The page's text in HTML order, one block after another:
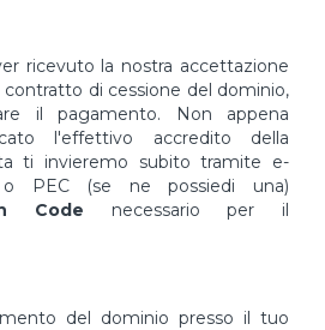
ricevuto la nostra accettazione
di cessione del dominio,
il pagamento. Non appena
l'effettivo accredito della
ti invieremo subito tramite e-
o PEC (se ne possiedi una)
Code necessario per il
del dominio presso il tuo